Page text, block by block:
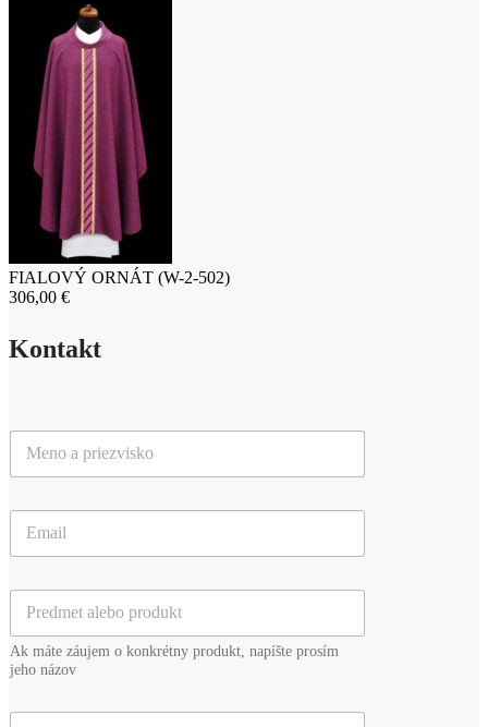
FIALOVÝ ORNÁT (W-2-502)
306,00 €
Kontakt
n
v
i
k
a
e
d
m
Ak máte záujem o konkrétny produkt, napíšte prosím
jeho názov